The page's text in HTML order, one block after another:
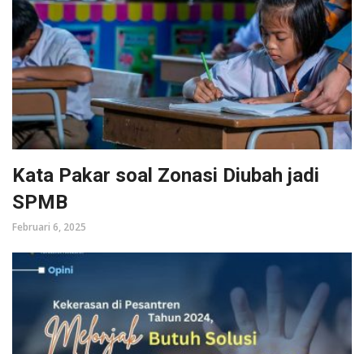
Kata Pakar soal Zonasi Diubah jadi
SPMB
Februari 6, 2025